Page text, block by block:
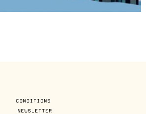
CONDITIONS
NEWSLETTER